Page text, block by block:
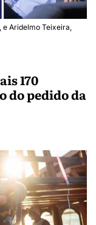
e Aridelmo Teixeira,
170
do pedido da